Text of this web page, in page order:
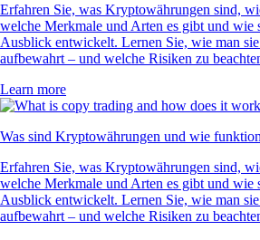
Erfahren Sie, was Kryptowährungen sind,
welche Merkmale und Arten es gibt und wie
Ausblick entwickelt. Lernen Sie, wie man
aufbewahrt – und welche Risiken zu
Learn more
Was sind Kryptowährungen und wie
Erfahren Sie, was Kryptowährungen sind,
welche Merkmale und Arten es gibt und wie
Ausblick entwickelt. Lernen Sie, wie man
aufbewahrt – und welche Risiken zu